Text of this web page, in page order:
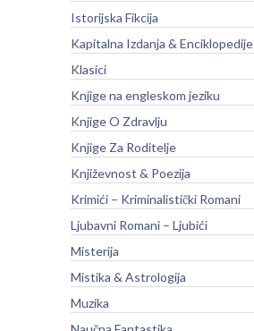
Istorijska Fikcija
Kapitalna Izdanja & Enciklopedije
Klasici
Knjige na engleskom jeziku
Knjige O Zdravlju
Knjige Za Roditelje
Književnost & Poezija
Krimići – Kriminalistički Romani
Ljubavni Romani – Ljubići
Misterija
Mistika & Astrologija
Muzika